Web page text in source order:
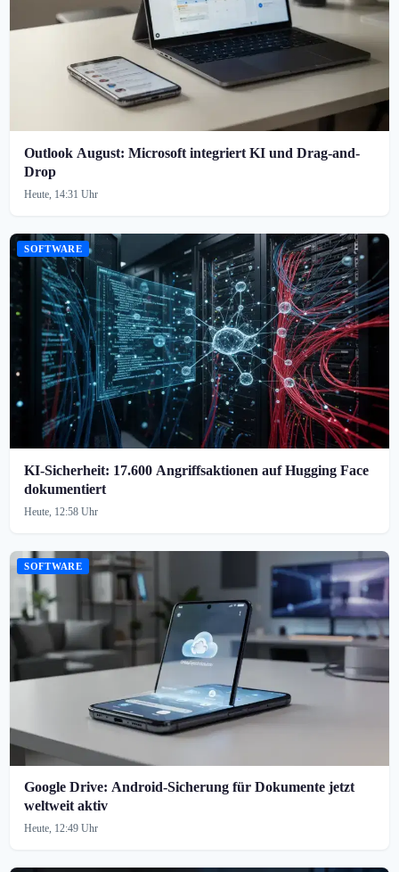
Outlook August: Microsoft integriert KI und Drag-and-
Drop
Heute, 14:31 Uhr
SOFTWARE
KI-Sicherheit: 17.600 Angriffsaktionen auf Hugging Face
dokumentiert
Heute, 12:58 Uhr
SOFTWARE
Google Drive: Android-Sicherung für Dokumente jetzt
weltweit aktiv
Heute, 12:49 Uhr